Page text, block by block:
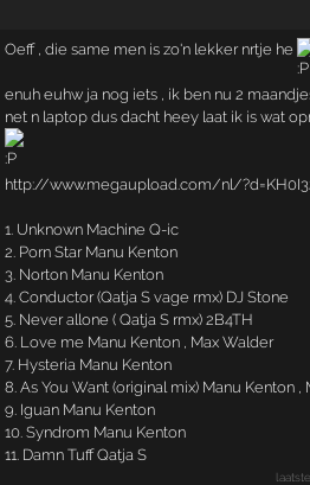
Oeff , die same men is zo'n lekker nrtje he
enuh euhw ja nog iets , ik ben nu 2
net n laptop dus dacht heey laat ik is wat
http://www.megaupload.com/nl/
1. Unknown Machine Q-ic
2. Porn Star Manu Kenton
3. Norton Manu Kenton
4. Conductor (Qatja S vage rmx) DJ Stone
5. Never allone ( Qatja S rmx) 2B4TH
6. Love me Manu Kenton , Max Walder
7. Hysteria Manu Kenton
8. As You Want (original mix) Manu Kenton ,
9. Iguan Manu Kenton
10. Syndrom Manu Kenton
11. Damn Tuff Qatja S